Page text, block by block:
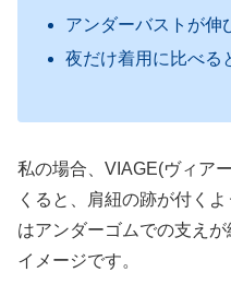
アンダーバストが伸
夜だけ着用に比べる
私の場合、VIAGE(ヴィア
くると、肩紐の跡が付く
はアンダーゴムでの支え
イメージです。